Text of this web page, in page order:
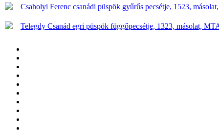
Csaholyi Ferenc csanádi püspök gyűrűs pecsétje, 1523,
Telegdy Csanád egri püspök függőpecsétje, 1323, másolat,